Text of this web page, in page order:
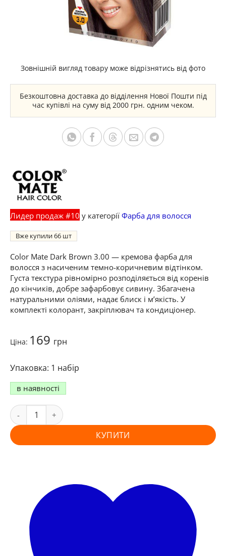
Зовнішній вигляд товару може відрізнятись від фото
Безкоштовна доставка до відділення Нової Пошти під
час купівлі на суму від 2000 грн. одним чеком.
Лидер продаж #10 у категорії Фарба для волосся
Вже купили66
Color Mate Dark Brown 3.00 — кремова фарба для
волосся з насиченим темно-коричневим відтінком.
Густа текстура рівномірно розподіляється від коренів
до кінчиків, добре зафарбовує сивину. Збагачена
натуральними оліями, надає блиск і м’якість. У
комплекті колорант, закріплювач та кондиціонер.
Ціна: 169 грн
1 набір
в наявності
КУПИТИ